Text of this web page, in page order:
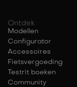
Ontdek
Modellen
Configurator
Accessoires
Fietsvergoeding
Testrit boeken
Community